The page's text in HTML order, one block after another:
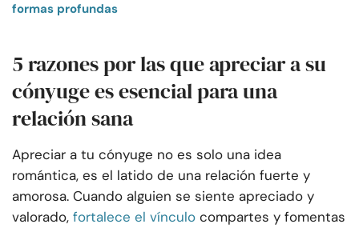
formas profundas
5 razones por las que apreciar a su
cónyuge es esencial para una
relación sana
Apreciar a tu cónyuge no es solo una idea
romántica, es el latido de una relación fuerte y
amorosa. Cuando alguien se siente apreciado y
valorado, fortalece el vínculo compartes y fomentas